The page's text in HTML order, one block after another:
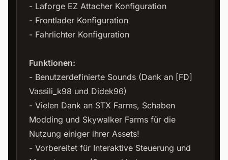
- Laforge EZ Attacher Konfiguration
- Frontlader Konfiguration
- Fahrlichter Konfiguration
Funktionen:
- Benutzerdefinierte Sounds (Dank an [FD]
Vassili_k98 und Didek96)
- Vielen Dank an STX Farms, Schaben
Modding und Skywalker Farms für die
Nutzung einiger ihrer Assets!
- Vorbereitet für Interaktive Steuerung und